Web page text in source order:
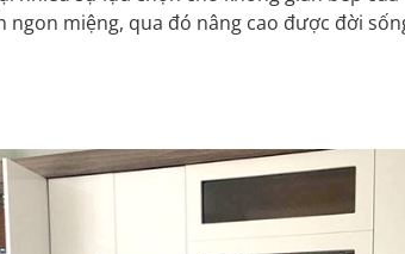
miệng, qua đó nâng cao được đời